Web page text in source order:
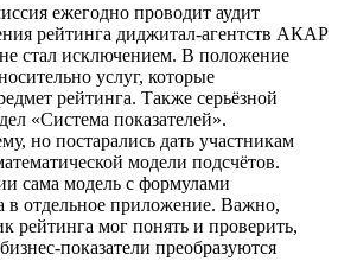
ежегодно проводит аудит
рейтинга диджитал-агентств АКАР
стал исключением. В положение
услуг, которые
рейтинга. Также серьёзной
«Система показателей».
но постарались дать участникам
модели подсчётов.
сама модель с формулами
в отдельное приложение. Важно,
рейтинга мог понять и проверить,
показатели преобразуются